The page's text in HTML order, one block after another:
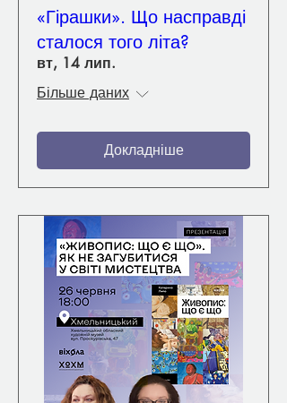
«Гірашки». Що насправді
сталося того літа?
вт, 14 лип.
Більше даних
Докладніше